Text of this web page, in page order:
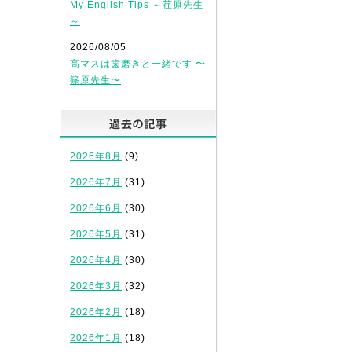
My English Tips ～荏原先生
～
2026/08/05
高マスは歯磨きと一緒です 〜
篠原先生〜
2026年8月 (9)
2026年7月 (31)
2026年6月 (30)
2026年5月 (31)
2026年4月 (30)
2026年3月 (32)
2026年2月 (18)
2026年1月 (18)